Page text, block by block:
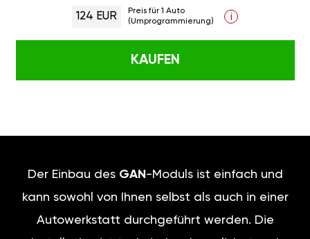
124 EUR
Preis für 1 Auto
(Umprogrammierung)
i
KAUFEN
Der Einbau des GAN -Moduls ist einfach und
kann sowohl von Ihnen selbst als auch in einer
Autowerkstatt durchgeführt werden. Die